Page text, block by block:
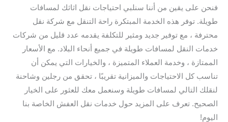
فنحن على يقين من أننا سنلبي احتياجات نقل اثاثك لمسافات
طويلة. توفر هذه الخدمة المبتكرة راحة التنقل مع شركة نقل
محترفة ، مع توفير جديد ومثير للتكلفة يقدمه عدد قليل من شركات
خدمات النقل لمسافات طويلة في جميع أنحاء البلاد. مع الأسعار
الممتازة ، وخدمة العملاء المتميزة ، والخيارات التي يمكن أن
تناسب كل الاحتياجات والميزانية تقريبًا ، تحقق من رجلين وشاحنة
لنقلك التالي لمسافات طويلة وسنعمل معك للعثور على الخيار
الصحيح. تعرف على المزيد حول خدمات نقل العفش الخاصة بنا
اليوم!